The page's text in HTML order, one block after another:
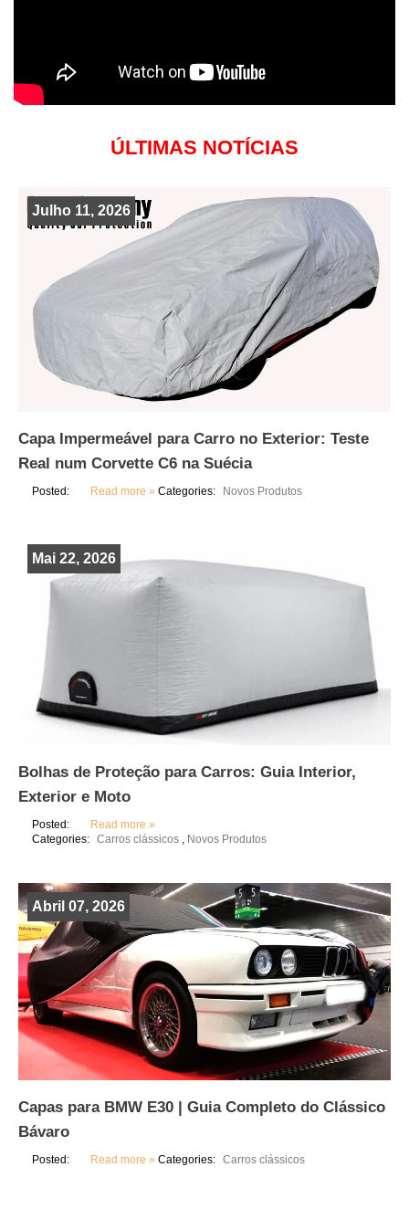
ÚLTIMAS NOTÍCIAS
Capa Impermeável para Carro no Exterior: Teste
Real num Corvette C6 na Suécia
Posted:
Julho 11, 2026
Read more » Categories: Novos Produtos
Bolhas de Proteção para Carros: Guia Interior,
Exterior e Moto
Posted:
Mai 22, 2026
Read more »
Categories: Carros clássicos , Novos Produtos
Capas para BMW E30 | Guia Completo do Clássico
Bávaro
Posted:
Abril 07, 2026
Read more » Categories: Carros clássicos